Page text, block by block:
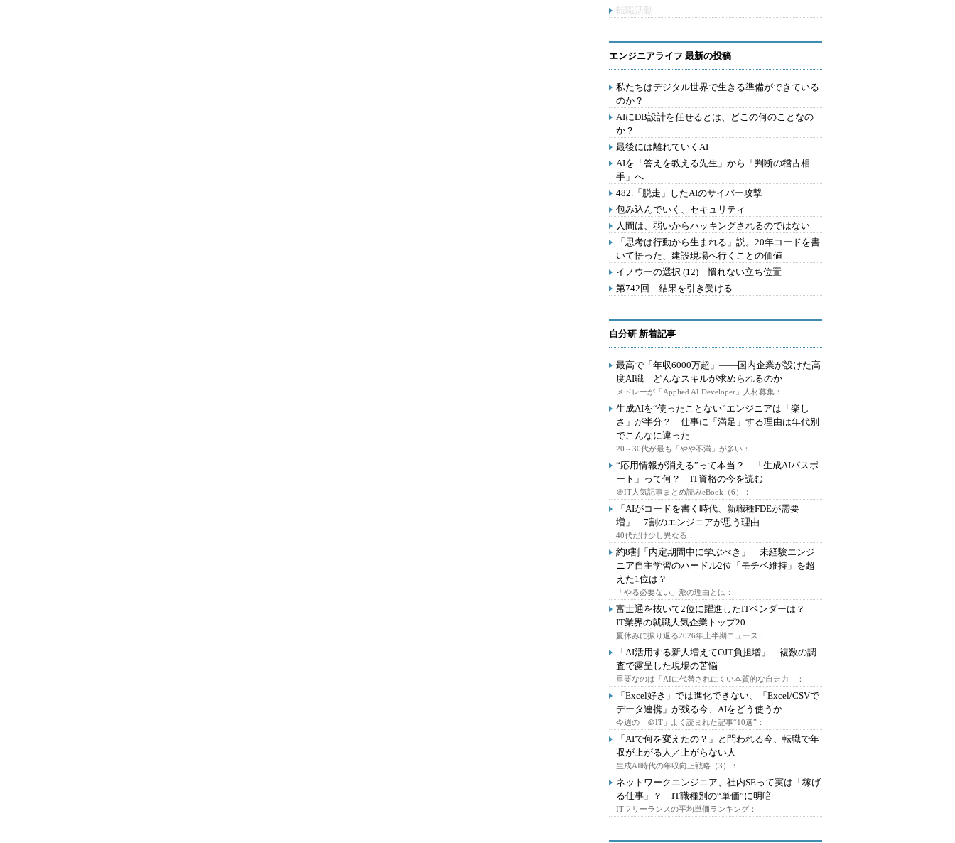
転職活動
エンジニアライフ 最新の投稿
私たちはデジタル世界で生きる準備ができている
のか？
AIにDB設計を任せるとは、どこの何のことなの
か？
最後には離れていくAI
AIを「答えを教える先生」から「判断の稽古相
手」へ
482.「脱走」したAIのサイバー攻撃
包み込んでいく、セキュリティ
人間は、弱いからハッキングされるのではない
「思考は行動から生まれる」説。20年コードを書
いて悟った、建設現場へ行くことの価値
イノウーの選択 (12) 慣れない立ち位置
第742回 結果を引き受ける
自分研 新着記事
最高で「年収6000万超」――国内企業が設けた高
度AI職 どんなスキルが求められるのか
メドレーが「Applied AI Developer」人材募集：
生成AIを“使ったことない”エンジニアは「楽し
さ」が半分？ 仕事に「満足」する理由は年代別
でこんなに違った
20～30代が最も「やや不満」が多い：
“応用情報が消える”って本当？ 「生成AIパスポ
ート」って何？ IT資格の今を読む
＠IT人気記事まとめ読みeBook（6）：
「AIがコードを書く時代、新職種FDEが需要
増」 7割のエンジニアが思う理由
40代だけ少し異なる：
約8割「内定期間中に学ぶべき」 未経験エンジ
ニア自主学習のハードル2位「モチベ維持」を超
えた1位は？
「やる必要ない」派の理由とは：
富士通を抜いて2位に躍進したITベンダーは？
IT業界の就職人気企業トップ20
夏休みに振り返る2026年上半期ニュース：
「AI活用する新人増えてOJT負担増」 複数の調
査で露呈した現場の苦悩
重要なのは「AIに代替されにくい本質的な自走力」：
「Excel好き」では進化できない、「Excel/CSVで
データ連携」が残る今、AIをどう使うか
今週の「＠IT」よく読まれた記事“10選”：
「AIで何を変えたの？」と問われる今、転職で年
収が上がる人／上がらない人
生成AI時代の年収向上戦略（3）：
ネットワークエンジニア、社内SEって実は「稼げ
る仕事」？ IT職種別の“単価”に明暗
ITフリーランスの平均単価ランキング：